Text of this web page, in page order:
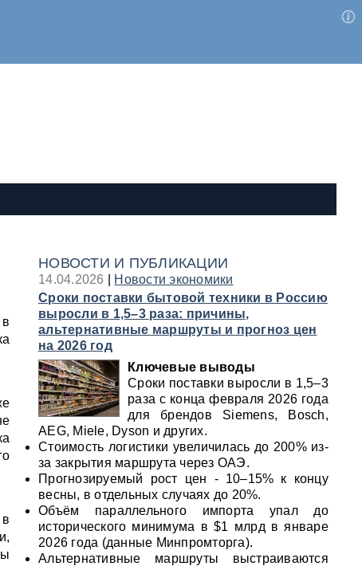
НОВОСТИ И ПУБЛИКАЦИИ
14.04.2026
Новости экономики
Сроки поставки бытовой техники в Россию
выросли в 1,5–3 раза: причины,
альтернативные маршруты и прогноз цен
на 2026 год
Ключевые выводы
Сроки поставки выросли в 1,5–3
раза с конца февраля 2026 года
для брендов Siemens, Bosch,
AEG, Miele, Dyson и других.
Стоимость логистики увеличилась до 200% из-
за закрытия маршрута через ОАЭ.
Прогнозируемый рост цен - 10–15% к концу
весны, в отдельных случаях до 20%.
Объём параллельного импорта упал до
исторического минимума в $1 млрд в январе
2026 года (данные Минпромторга).
Альтернативные маршруты выстраиваются